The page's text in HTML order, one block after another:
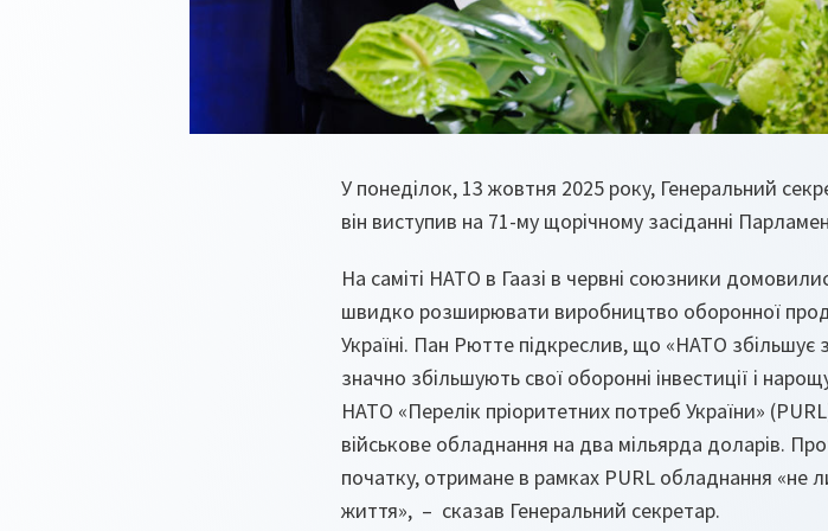
У понеділок, 13 жовтня 2025 року, Генеральний
він виступив на 71-му щорічному засіданні
На саміті НАТО в Гаазі в червні союзники
швидко розширювати виробництво оборонної
Україні. Пан Рютте підкреслив, що «НАТО збільшує
значно збільшують свої оборонні інвестиції і
НАТО «Перелік пріоритетних потреб України»
військове обладнання на два мільярда доларів.
початку, отримане в рамках PURL обладнання «не
життя», – сказав Генеральний секретар.